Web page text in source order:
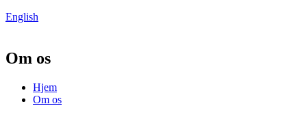
English
Om os
Hjem
Om os